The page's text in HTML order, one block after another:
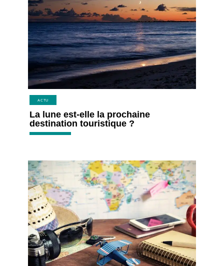
ACTU
La lune est-elle la prochaine
destination touristique ?